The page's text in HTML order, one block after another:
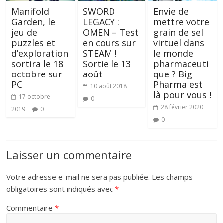
Manifold
Garden, le
jeu de
puzzles et
d’exploration
sortira le 18
octobre sur
PC
17 octobre
2019
0
SWORD
LEGACY :
OMEN – Test
en cours sur
STEAM !
Sortie le 13
août
10 août 2018
0
Envie de
mettre votre
grain de sel
virtuel dans
le monde
pharmaceuti
que ? Big
Pharma est
là pour vous !
28 février 2020
0
Laisser un commentaire
Votre adresse e-mail ne sera pas publiée. Les champs
obligatoires sont indiqués avec*
Commentaire*